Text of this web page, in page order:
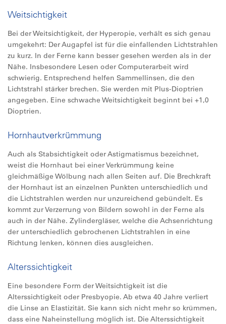
Weitsichtigkeit
Bei der Weitsichtigkeit, der Hyperopie, verhält es sich genau
umgekehrt: Der Augapfel ist für die einfallenden Lichtstrahlen
zu kurz. In der Ferne kann besser gesehen werden als in der
Nähe. Insbesondere Lesen oder Computerarbeit wird
schwierig. Entsprechend helfen Sammellinsen, die den
Lichtstrahl stärker brechen. Sie werden mit Plus-Dioptrien
angegeben. Eine schwache Weitsichtigkeit beginnt bei +1,0
Dioptrien.
Hornhautverkrümmung
Auch als Stabsichtigkeit oder Astigmatismus bezeichnet,
weist die Hornhaut bei einer Verkrümmung keine
gleichmäßige Wölbung nach allen Seiten auf. Die Brechkraft
der Hornhaut ist an einzelnen Punkten unterschiedlich und
die Lichtstrahlen werden nur unzureichend gebündelt. Es
kommt zur Verzerrung von Bildern sowohl in der Ferne als
auch in der Nähe. Zylindergläser, welche die Achsenrichtung
der unterschiedlich gebrochenen Lichtstrahlen in eine
Richtung lenken, können dies ausgleichen.
Alterssichtigkeit
Eine besondere Form der Weitsichtigkeit ist die
Alterssichtigkeit oder Presbyopie. Ab etwa 40 Jahre verliert
die Linse an Elastizität. Sie kann sich nicht mehr so krümmen,
dass eine Naheinstellung möglich ist. Die Alterssichtigkeit